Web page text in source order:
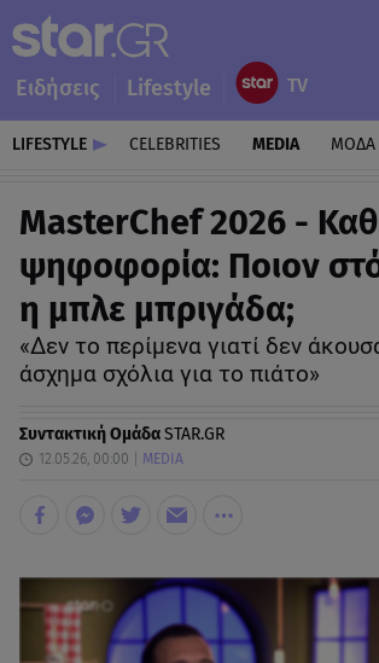
Ειδήσεις Lifestyle
LIFESTYLE CELEBRITIES MEDIA ΜΟΔΑ
MasterChef 2026 -
ψηφοφορία: Ποιον
η μπλε μπριγάδα;
«Δεν το περίμενα γιατί δεν
άσχημα σχόλια για το πιάτο»
Συντακτική ΟμάδαSTAR.GR
12.05.26, 00:00 MEDIA